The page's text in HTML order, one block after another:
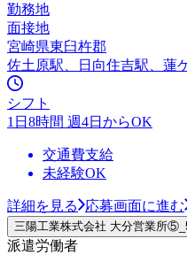
勤務地
面接地
宮崎県東臼杵郡
佐土原駅、日向住吉駅、蓮
シフト
1日8時間 週4日からOK
交通費支給
未経験OK
詳細を見る 応募画面に進む
三陽工業株式会社 大分営業所
派遣労働者